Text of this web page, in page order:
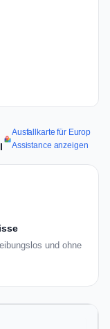
Ausfallkarte für Europ
Assistance anzeigen
und ohne